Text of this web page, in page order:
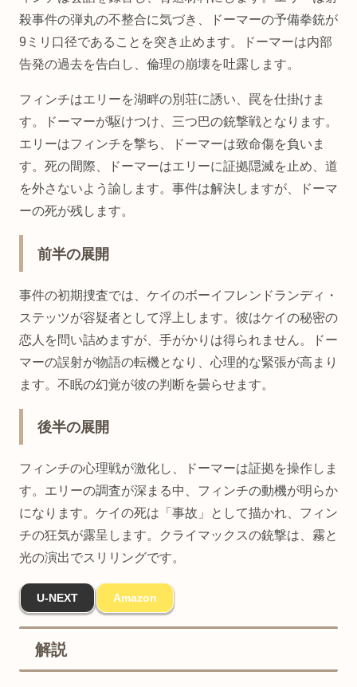
殺事件の弾丸の不整合に気づき、ドーマーの予備拳銃が
9ミリ口径であることを突き止めます。ドーマーは内部
告発の過去を告白し、倫理の崩壊を吐露します。
フィンチはエリーを湖畔の別荘に誘い、罠を仕掛けま
す。ドーマーが駆けつけ、三つ巴の銃撃戦となります。
エリーはフィンチを撃ち、ドーマーは致命傷を負いま
す。死の間際、ドーマーはエリーに証拠隠滅を止め、道
を外さないよう諭します。事件は解決しますが、ドーマ
ーの死が残します。
前半の展開
事件の初期捜査では、ケイのボーイフレンドランディ・
ステッツが容疑者として浮上します。彼はケイの秘密の
恋人を問い詰めますが、手がかりは得られません。ドー
マーの誤射が物語の転機となり、心理的な緊張が高まり
ます。不眠の幻覚が彼の判断を曇らせます。
後半の展開
フィンチの心理戦が激化し、ドーマーは証拠を操作しま
す。エリーの調査が深まる中、フィンチの動機が明らか
になります。ケイの死は「事故」として描かれ、フィン
チの狂気が露呈します。クライマックスの銃撃は、霧と
光の演出でスリリングです。
U-NEXT Amazon
解説